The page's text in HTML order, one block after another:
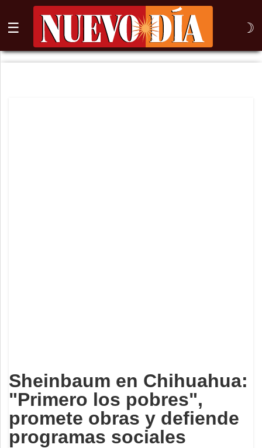
☰ ☽
⌕
Sheinbaum en Chihuahua:
"Primero los pobres",
promete obras y defiende
programas sociales